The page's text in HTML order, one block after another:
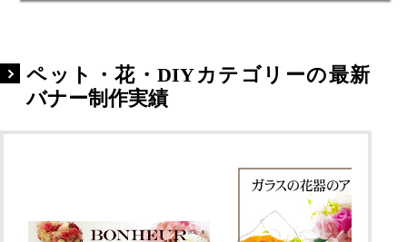
ペット・花・DIYカテゴリーの最新
バナー制作実績